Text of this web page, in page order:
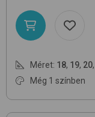
Méret: 18, 19, 20,
Még 1 színben